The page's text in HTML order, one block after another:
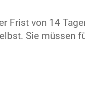
Frist von 14
Sie müssen